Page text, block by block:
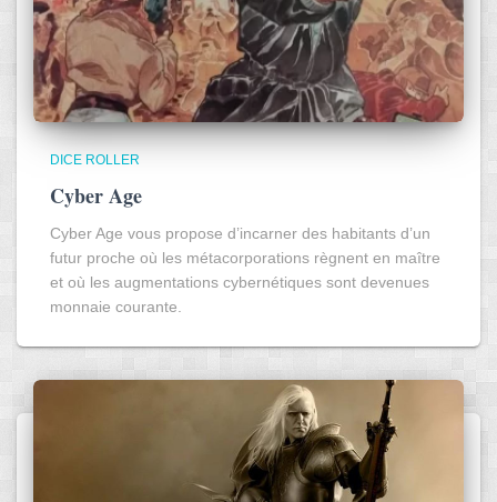
DICE ROLLER
Cyber Age
Cyber Age vous propose d’incarner des habitants d’un
futur proche où les métacorporations règnent en maître
et où les augmentations cybernétiques sont devenues
monnaie courante.